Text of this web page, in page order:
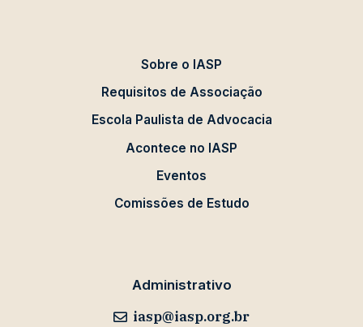
Sobre o IASP
Requisitos de Associação
Escola Paulista de Advocacia
Acontece no IASP
Eventos
Comissões de Estudo
Administrativo
iasp@iasp.org.br